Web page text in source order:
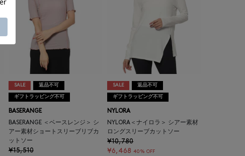
SALE 返品不可
ギフトラッピング不可
BASERANGE
BASERANGE ＜ベースレンジ＞ シ
アー素材ショートスリーブリブカ
ットソー
¥15,510
SALE 返品不可
ギフトラッピング不可
NYLORA
NYLORA＜ナイロラ＞ シアー素材
ロングスリーブカットソー
¥10,780
¥6,468 40% OFF